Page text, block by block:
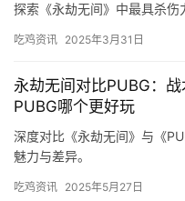
探索《永劫无间》中最具杀伤
吃鸡资讯 2025年3月31日
永劫无间对比PUBG：
PUBG哪个更好玩
深度对比《永劫无间》与《
魅力与差异。
吃鸡资讯 2025年5月27日